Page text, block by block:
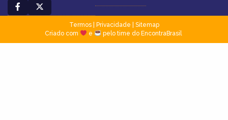
Termos| Privacidade
Sitemap
Criado com
e pelo time do EncontraBrasil